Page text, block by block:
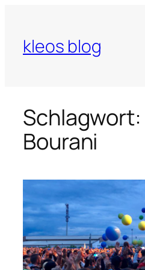
springen
kleos blog
Schlagwort:
Bourani